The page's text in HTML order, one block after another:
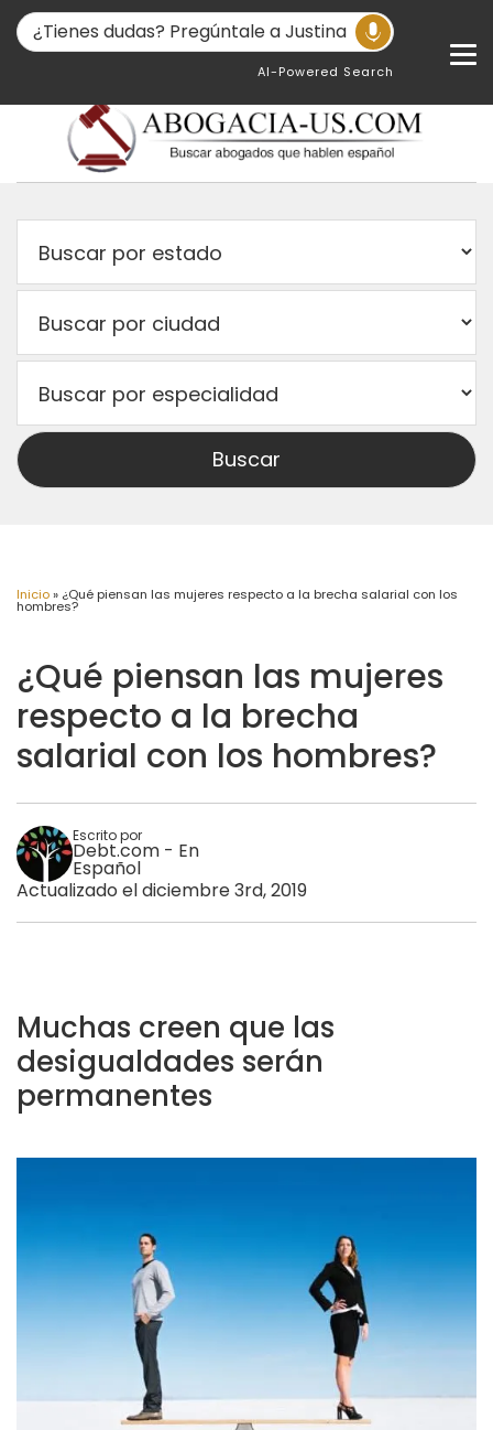
AI-Powered Search
Inicio» ¿Qué piensan las mujeres respecto a la brecha salarial con los
hombres?
¿Qué piensan las mujeres
respecto a la brecha
salarial con los hombres?
Escrito por
Debt.com - En
Español
Actualizado el diciembre 3rd, 2019
Muchas creen que las
desigualdades serán
permanentes